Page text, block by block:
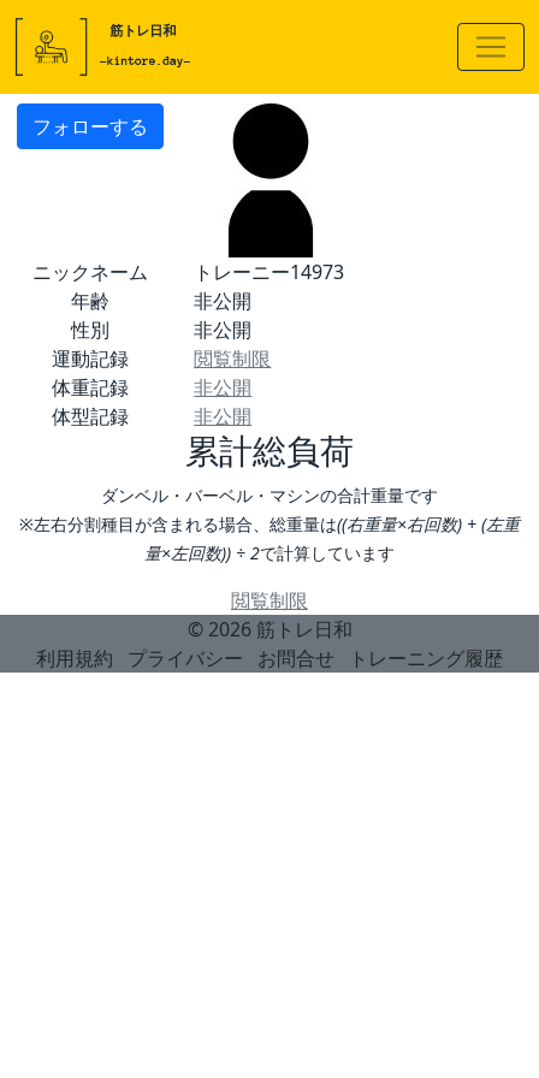
フォローする
ニックネーム
トレーニー14973
年齢
非公開
性別
非公開
運動記録
閲覧制限
体重記録
非公開
体型記録
非公開
累計総負荷
ダンベル・バーベル・マシンの合計重量です
※左右分割種目が含まれる場合、総重量は((右重量×右回数) + (左重
量×左回数)) ÷ 2で計算しています
閲覧制限
© 2026 筋トレ日和
利用規約
プライバシー お問合せ トレーニング履歴